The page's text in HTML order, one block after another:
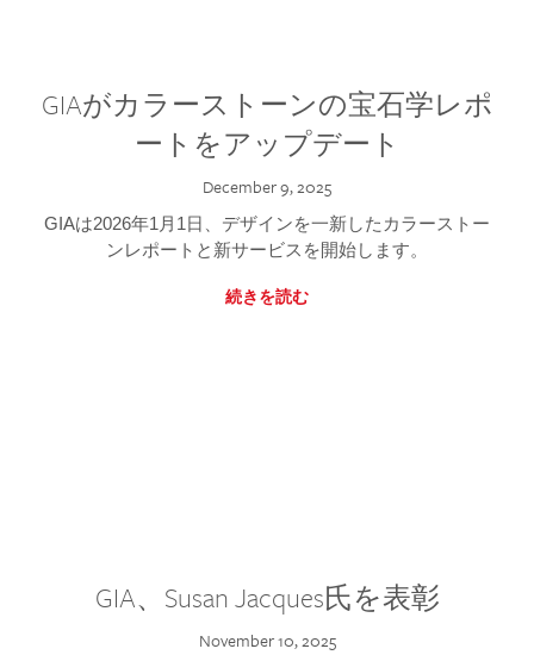
GIAがカラーストーンの宝石学レポ
ートをアップデート
December 9, 2025
GIAは2026年1月1日、デザインを一新したカラーストー
ンレポートと新サービスを開始します。
続きを読む
GIA、Susan Jacques氏を表彰
November 10, 2025